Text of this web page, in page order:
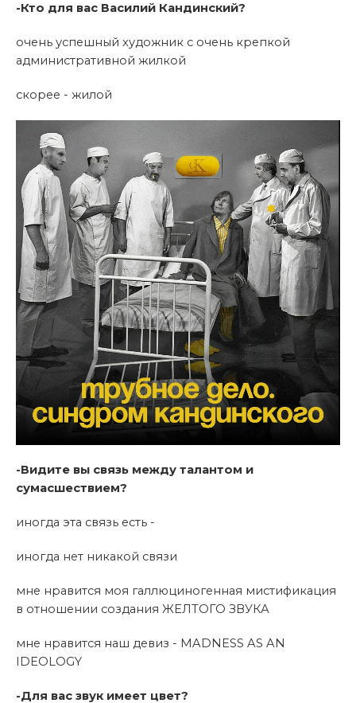
-Кто для вас Василий Кандинский?
очень успешный художник с очень крепкой
административной жилкой
скорее - жилой
-Видите вы связь между талантом и
сумасшествием?
иногда эта связь есть -
иногда нет никакой связи
мне нравится моя галлюциногенная мистификация
в отношении создания ЖЕЛТОГО ЗВУКА
мне нравится наш девиз - MADNESS AS AN
IDEOLOGY
-Для вас звук имеет цвет?